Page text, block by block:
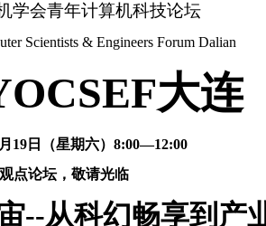
学会青年计算机科技论坛
Scientists & Engineers Forum Dalian
大连
19日（星期六）8:00—12:00
观点论坛，敬请光临
--从科幻畅享到产